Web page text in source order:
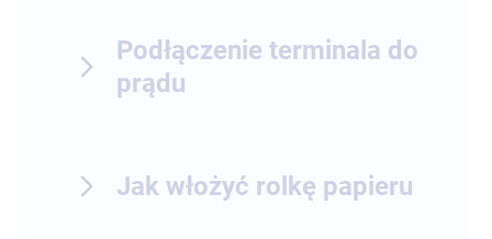
Podłączenie terminala do
prądu
Jak włożyć rolkę papieru